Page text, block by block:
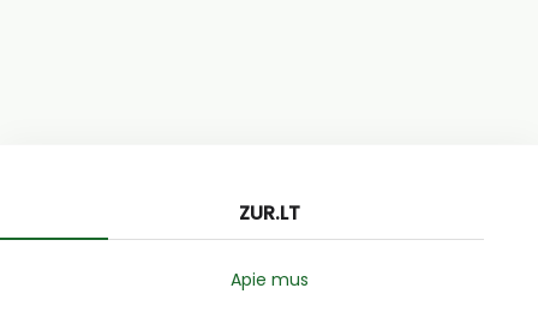
ZUR.LT
Apie mus